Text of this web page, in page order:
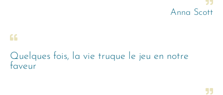
Anna Scott
Quelques fois, la vie truque le jeu en notre
faveur